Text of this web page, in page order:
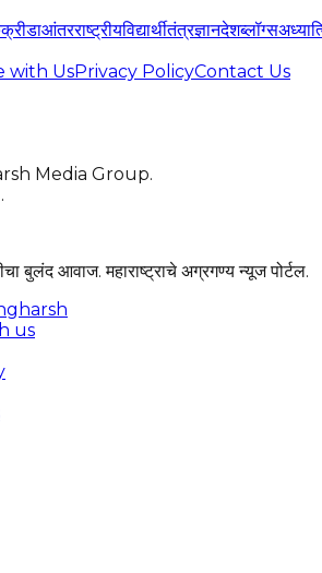
क्रीडाआंतरराष्ट्रीयविद्यार्थीतंत्रज्ञानदेशब्लॉग्स
with UsPrivacy PolicyContact Us
Media Group.
बुलंद आवाज. महाराष्ट्राचे अग्रगण्य न्यूज पोर्टल.
us